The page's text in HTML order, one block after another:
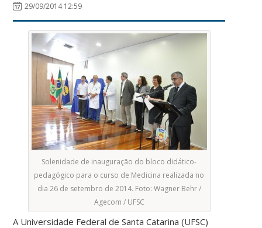
29/09/2014 12:59
Solenidade de inauguração do bloco didático-
pedagógico para o curso de Medicina realizada no
dia 26 de setembro de 2014. Foto: Wagner Behr /
Agecom / UFSC
A Universidade Federal de Santa Catarina (UFSC)